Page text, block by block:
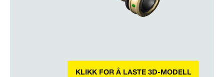
KLIKK FOR Å LASTE 3D-MODELL